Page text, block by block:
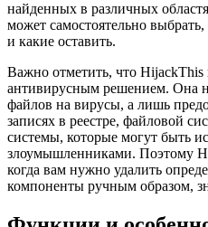
найденных в различных
может самостоятельно
и какие оставить.
Важно отметить, что HijackThis
антивирусным решением. Она
файлов на вирусы, а лишь
записях в реестре, файловой
системы, которые могут быть
злоумышленниками. Поэтому
когда вам нужно удалить
компоненты ручным образом,